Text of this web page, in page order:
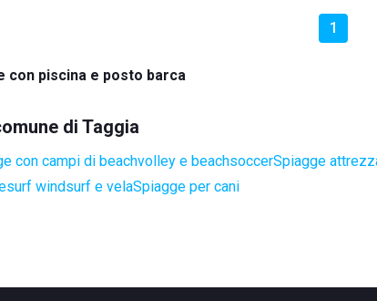
1
con piscina e posto barca
di Taggia
con campi di beachvolley e beachsoccerSpiagge
windsurf e velaSpiagge per cani